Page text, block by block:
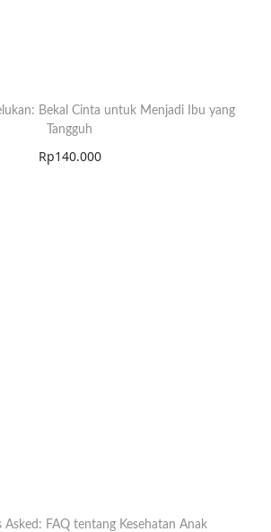
Bekal Cinta untuk Menjadi Ibu yang
Tangguh
Rp140.000
FAQ tentang Kesehatan Anak